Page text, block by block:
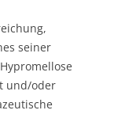
seiner
und/oder